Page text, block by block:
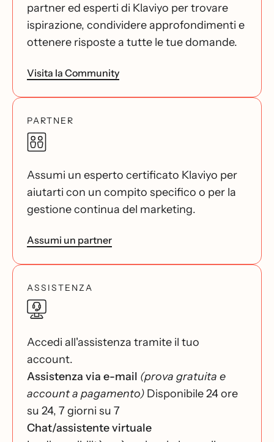
partner ed esperti di Klaviyo per trovare
ispirazione, condividere approfondimenti e
ottenere risposte a tutte le tue domande.
Visita la Community
PARTNER
Assumi un esperto certificato Klaviyo per
aiutarti con un compito specifico o per la
gestione continua del marketing.
Assumi un partner
ASSISTENZA
Accedi all'assistenza tramite il tuo
account.
Assistenza via e-mail (prova gratuita e
account a pagamento) Disponibile 24 ore
su 24, 7 giorni su 7
Chat/assistente virtuale